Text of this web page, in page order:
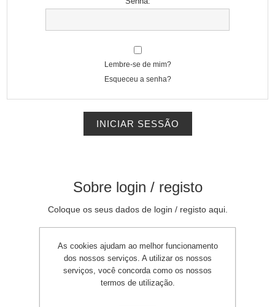
Lembre-se de mim?
Esqueceu a senha?
Sobre login / registo
Coloque os seus dados de login / registo aqui.
As cookies ajudam ao melhor funcionamento
dos nossos serviços. A utilizar os nossos
serviços, você concorda como os nossos
termos de utilização.